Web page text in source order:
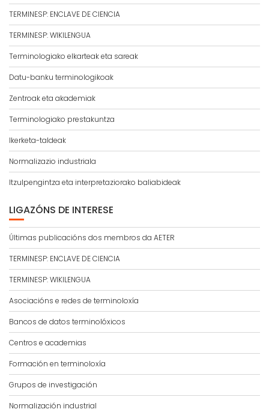
TERMINESP: ENCLAVE DE CIENCIA
TERMINESP: WIKILENGUA
Terminologiako elkarteak eta sareak
Datu-banku terminologikoak
Zentroak eta akademiak
Terminologiako prestakuntza
Ikerketa-taldeak
Normalizazio industriala
Itzulpengintza eta interpretaziorako baliabideak
LIGAZÓNS DE INTERESE
Últimas publicacións dos membros da AETER
TERMINESP: ENCLAVE DE CIENCIA
TERMINESP: WIKILENGUA
Asociacións e redes de terminoloxía
Bancos de datos terminolóxicos
Centros e academias
Formación en terminoloxía
Grupos de investigación
Normalización industrial